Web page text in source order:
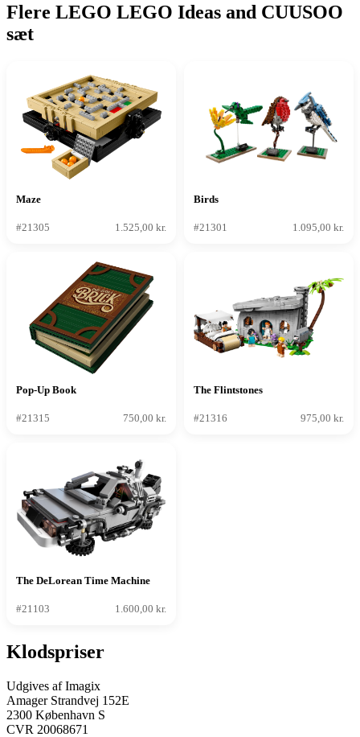
Flere LEGO LEGO Ideas and CUUSOO
sæt
Maze
#21305 1.525,00 kr.
Birds
#21301 1.095,00 kr.
Pop-Up Book
#21315 750,00 kr.
The Flintstones
#21316 975,00 kr.
The DeLorean Time Machine
#21103 1.600,00 kr.
Klodspriser
Udgives af Imagix
Amager Strandvej 152E
2300 København S
CVR 20068671